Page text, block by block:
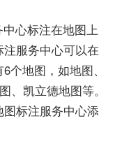
心标注在地图上
服务中心可以在
个地图，如地图、
、凯立德地图等。
标注服务中心添